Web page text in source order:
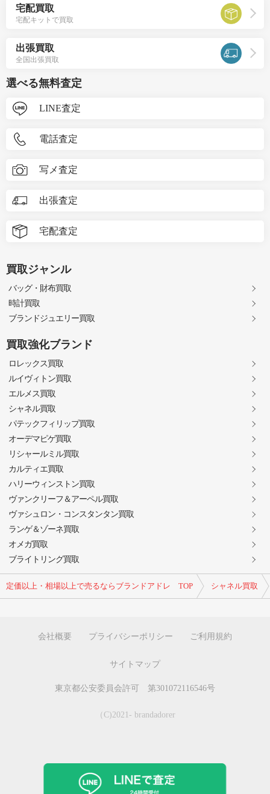
定価以上・相場以上で売るならブランドアドレ TOP シャネル買取
宅配買取
宅配キットで買取
出張買取
全国出張買取
選べる無料査定
LINE査定
電話査定
写メ査定
出張査定
宅配査定
買取ジャンル
バッグ・財布買取
時計買取
ブランドジュエリー買取
買取強化ブランド
ロレックス買取
ルイヴィトン買取
エルメス買取
シャネル買取
パテックフィリップ買取
オーデマピゲ買取
リシャールミル買取
カルティエ買取
ハリーウィンストン買取
ヴァンクリーフ＆アーペル買取
ヴァシュロン・コンスタンタン買取
ランゲ＆ゾーネ買取
オメガ買取
ブライトリング買取
会社概要 プライバシーポリシー ご利用規約
サイトマップ
東京都公安委員会許可 第301072116546号
（C)2021- brandadorer